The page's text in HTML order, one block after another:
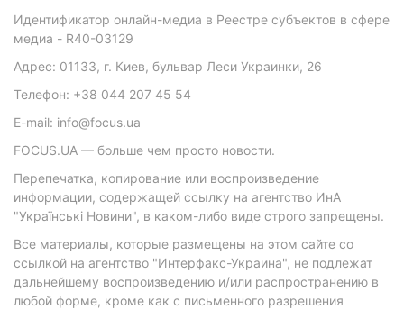
Идентификатор онлайн-медиа в Реестре субъектов в сфере
медиа - R40-03129
Адрес: 01133, г. Киев, бульвар Леси Украинки, 26
Телефон: +38 044 207 45 54
E-mail: info@focus.ua
FOCUS.UA — больше чем просто новости.
Перепечатка, копирование или воспроизведение
информации, содержащей ссылку на агентство ИнА
"Українські Новини", в каком-либо виде строго запрещены.
Все материалы, которые размещены на этом сайте со
ссылкой на агентство "Интерфакс-Украина", не подлежат
дальнейшему воспроизведению и/или распространению в
любой форме, кроме как с письменного разрешения